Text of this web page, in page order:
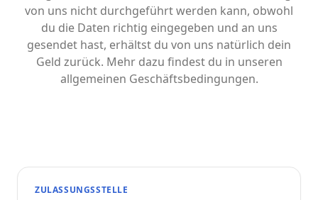
von uns nicht durchgeführt werden kann, obwohl
du die Daten richtig eingegeben und an uns
gesendet hast, erhältst du von uns natürlich dein
Geld zurück. Mehr dazu findest du in unseren
allgemeinen Geschäftsbedingungen.
ZULASSUNGSSTELLE